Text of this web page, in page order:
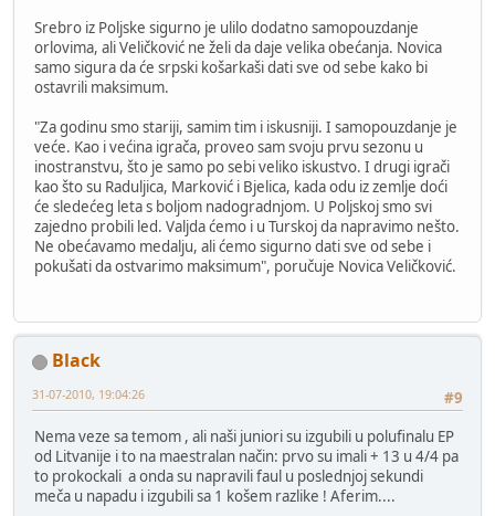
Srebro iz Poljske sigurno je ulilo dodatno samopouzdanje
orlovima, ali Veličković ne želi da daje velika obećanja. Novica
samo sigura da će srpski košarkaši dati sve od sebe kako bi
ostavrili maksimum.
"Za godinu smo stariji, samim tim i iskusniji. I samopouzdanje je
veće. Kao i većina igrača, proveo sam svoju prvu sezonu u
inostranstvu, što je samo po sebi veliko iskustvo. I drugi igrači
kao što su Raduljica, Marković i Bjelica, kada odu iz zemlje doći
će sledećeg leta s boljom nadogradnjom. U Poljskoj smo svi
zajedno probili led. Valjda ćemo i u Turskoj da napravimo nešto.
Ne obećavamo medalju, ali ćemo sigurno dati sve od sebe i
pokušati da ostvarimo maksimum", poručuje Novica Veličković.
Black
#9
31-07-2010, 19:04:26
Nema veze sa temom , ali naši juniori su izgubili u polufinalu EP
od Litvanije i to na maestralan način: prvo su imali + 13 u 4/4 pa
to prokockali a onda su napravili faul u poslednjoj sekundi
meča u napadu i izgubili sa 1 košem razlike ! Aferim....